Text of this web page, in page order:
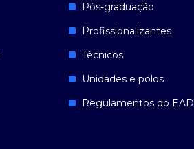
Pós-graduação
Profissionalizantes
Técnicos
Unidades e polos
Regulamentos do EAD